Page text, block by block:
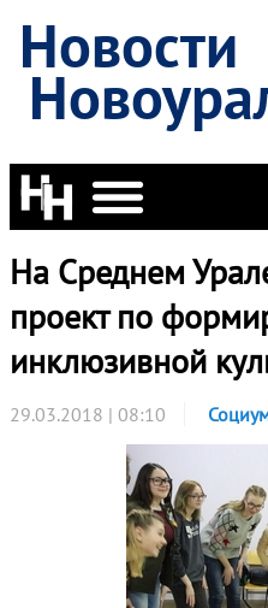
Новости
На Среднем
проект по
инклюзивной
29.03.2018 | 08:10